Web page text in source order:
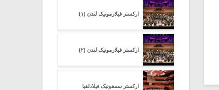
ارکستر فیلارمونیک لندن (۱)
ارکستر فیلارمونیک لندن (۲)
ارکستر سمفونیک فیلادلفیا